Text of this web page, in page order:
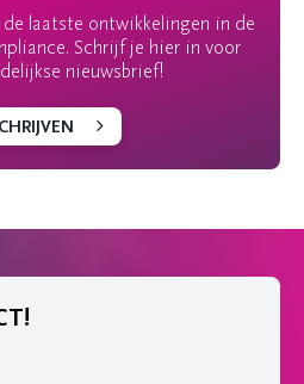
laatste ontwikkelingen in de
Schrijf je hier in voor
nieuwsbrief!